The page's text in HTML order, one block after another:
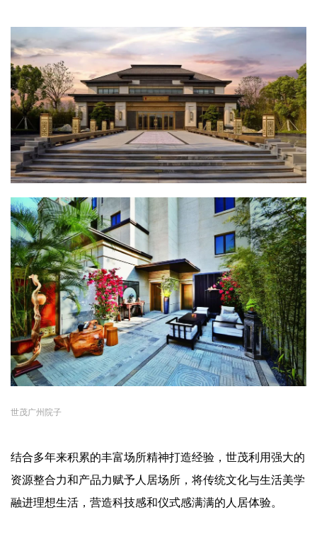
世茂广州院子
结合多年来积累的丰富场所精神打造经验，世茂利用强大的
资源整合力和产品力赋予人居场所，将传统文化与生活美学
融进理想生活，营造科技感和仪式感满满的人居体验。